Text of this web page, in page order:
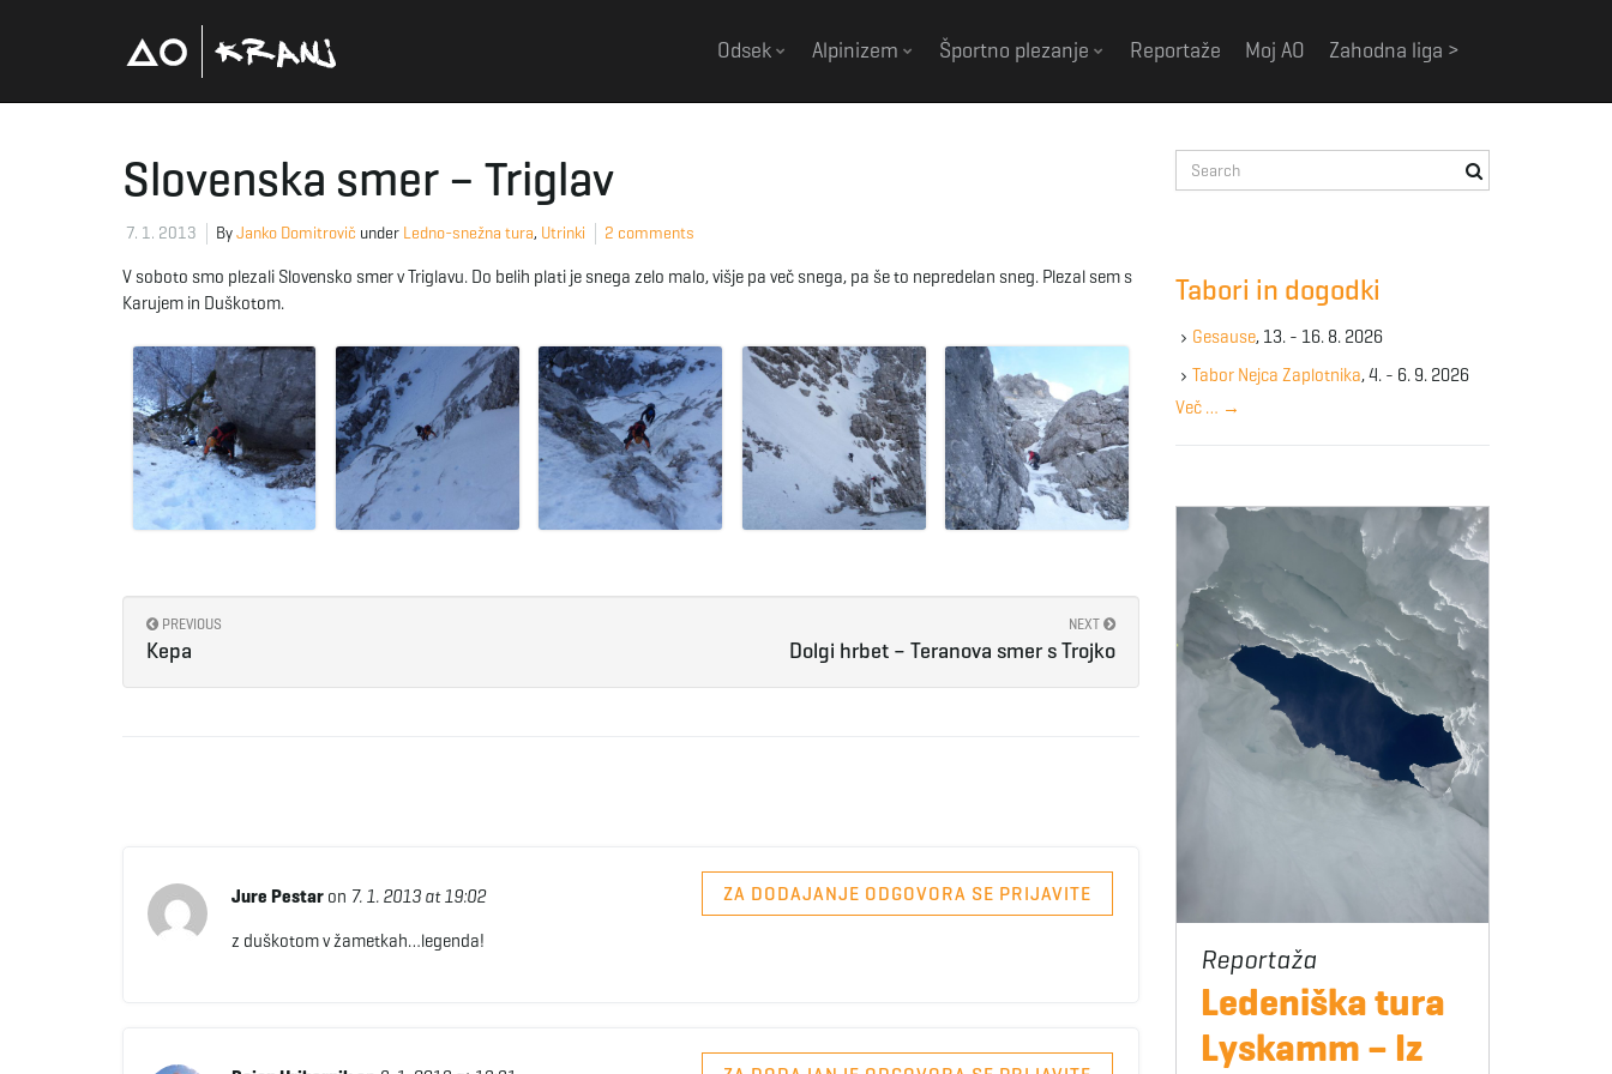
Odsek Alpinizem Športno plezanje Reportaže Moj AO Zahodna liga >
Slovenska smer – Triglav
7. 1. 2013 ByJanko Domitrovič under Ledno-snežna tura, Utrinki 2 comments
V soboto smo plezali Slovensko smer v Triglavu. Do belih plati je snega zelo malo, višje pa več snega, pa še to nepredelan sneg. Plezal sem s
Karujem in Duškotom.
PREVIOUS
Kepa
NEXT
Dolgi hrbet – Teranova smer s Trojko
Jure Pestaron 7. 1. 2013 at 19:02 ZA DODAJANJE ODGOVORA SE PRIJAVITE
z duškotom v žametkah…legenda!
e
e
y
w
r
Tabori in dogodki
Gesause, 13. - 16. 8. 2026
Tabor Nejca Zaplotnika, 4. - 6. 9. 2026
Več … →
Ledeniška tura
Lyskamm – Iz